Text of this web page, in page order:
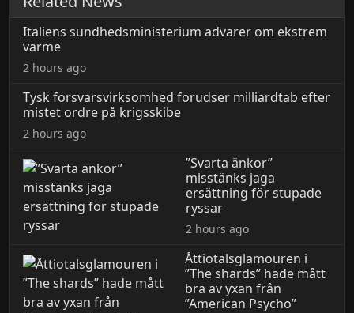
Italiens sundhedsministerium advarer om ekstrem
varme
2 hours ago
Tysk forsvarsvirksomhed forudser milliardtab efter
mistet ordre på krigsskibe
2 hours ago
”Svarta änkor”
misstänks jaga
ersättning för stupade
ryssar
2 hours ago
Åttiotalsglamouren i
”The shards” hade mått
bra av yxan från
”American Psycho”